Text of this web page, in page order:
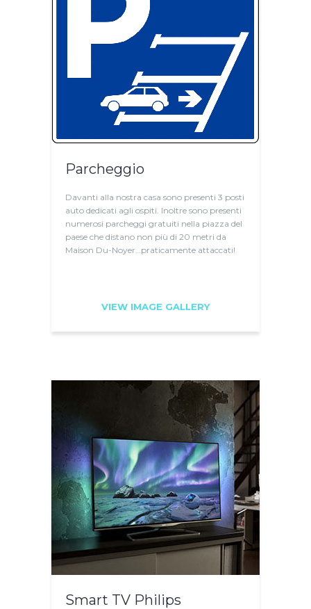
Parcheggio
Davanti alla nostra casa sono presenti 3 posti
auto dedicati agli ospiti. Inoltre sono presenti
numerosi parcheggi gratuiti nella piazza del
paese che distano non più di 20 metri da
Maison Du-Noyer…praticamente attaccati!
VIEW IMAGE GALLERY
Smart TV Philips